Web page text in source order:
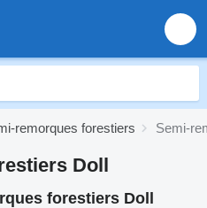
remorques forestiers Semi-
Doll
forestiers Doll